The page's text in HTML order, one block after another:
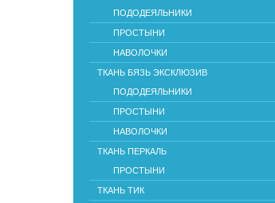
ПОДОДЕЯЛЬНИКИ
ПРОСТЫНИ
НАВОЛОЧКИ
ТКАНЬ БЯЗЬ ЭКСКЛЮЗИВ
ПОДОДЕЯЛЬНИКИ
ПРОСТЫНИ
НАВОЛОЧКИ
ТКАНЬ ПЕРКАЛЬ
ПРОСТЫНИ
ТКАНЬ ТИК